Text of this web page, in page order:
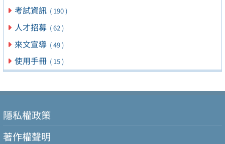
考試資訊 ( 190 )
人才招募 ( 62 )
來文宣導 ( 49 )
使用手冊 ( 15 )
隱私權政策
著作權聲明